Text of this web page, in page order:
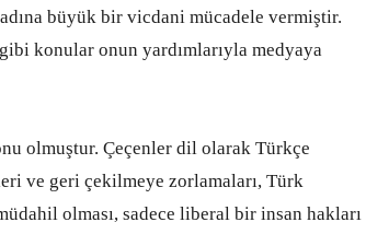
büyük bir vicdani mücadele vermiştir.
konular onun yardımlarıyla medyaya
olmuştur. Çeçenler dil olarak Türkçe
ve geri çekilmeye zorlamaları, Türk
olması, sadece liberal bir insan hakları